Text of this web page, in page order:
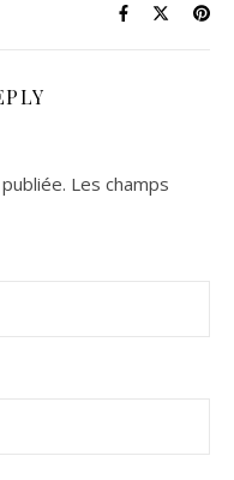
Les champs